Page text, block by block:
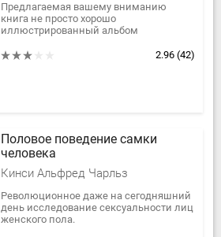
Предлагаемая вашему вниманию
книга не просто хорошо
иллюстрированный альбом
попытались связать воедино опыт
2.96 (42)
Половое поведение самки
человека
Кинси Альфред Чарльз
Революционное даже на сегодняшний
день исследование сексуальности лиц
женского пола.